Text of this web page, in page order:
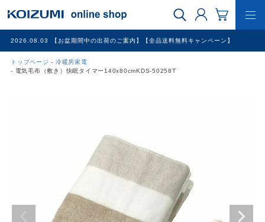
2026.08.03 【お盆期間中の出荷のご案内】【全品送料無料キャンペーン】
トップページ
冷暖房家電
電気毛布（敷き）快眠タイマー140x80cmKDS-50258T
WEB限定品
冷暖房家電
家具